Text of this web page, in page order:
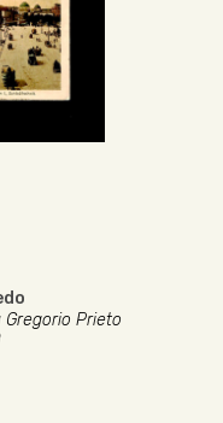
Prieto